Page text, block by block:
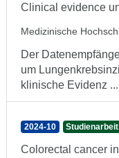
Clinical evidence
Medizinische
Der
um
klinische Evidenz ...
2024-10 Studienarbeit
Colorectal cancer